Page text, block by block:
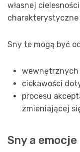
własnej
Sny te mogą być
wewnętrznych
ciekawości
procesu
zmieniającej
Sny a